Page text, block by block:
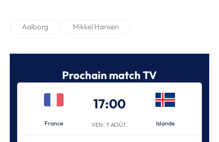
Aalborg Mikkel Hansen
Prochain match TV
France
17:00
VEN. 7 AOÛT. Islande